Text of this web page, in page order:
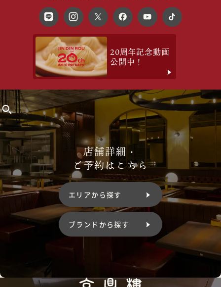
20周年記念動画
公開中！
店舗詳細・
ご予約はこちら
エリアから探す
ブランドから探す